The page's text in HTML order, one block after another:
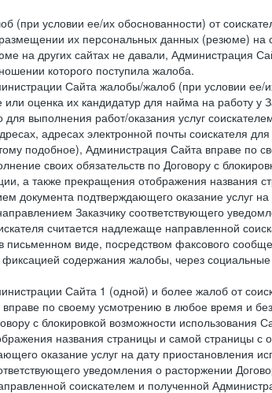
(при условии ее/их обоснованности) от
их персональных данных (резюме) на
на других сайтах не давали, Администрация
которого поступила жалоба.
Сайта жалобы/жалоб (при условии ее/
оценка их кандидатур для найма на работу
для выполнения работ/оказания услуг
адресах электронной почты соискателя
подобное), Администрация Сайта вправе по
своих обязательств по Договору с
а также прекращения отображения названия
документа подтверждающего оказание услуг
Заказчику соответствующего
считается надлежаще направленной
письменном виде, посредством факсового
содержания жалобы, через
Сайта 1 (одной) и более жалоб от
по своему усмотрению в любое время и
с блокировкой возможности
названия страницы и самой страницы
оказание услуг на дату приостановления
уведомления о расторжении
соискателем и полученной